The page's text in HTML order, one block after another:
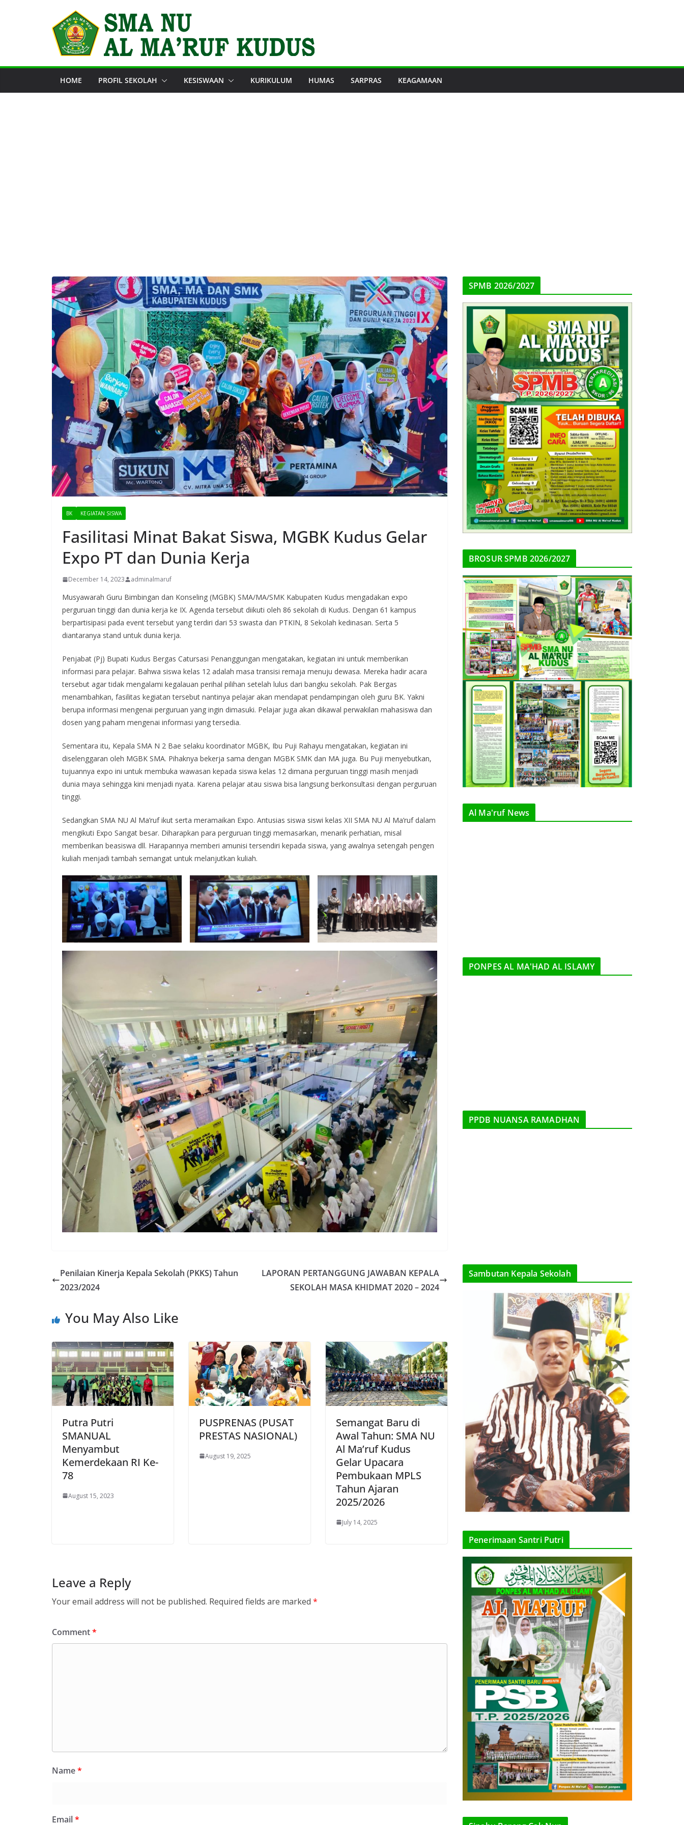
HOME PROFIL SEKOLAH KESISWAAN KURIKULUM HUMAS SARPRAS KEAGAMAAN
BK KEGIATAN SISWA
Fasilitasi Minat Bakat Siswa, MGBK Kudus Gelar
Expo PT dan Dunia Kerja
December 14, 2023 adminalmaruf
Musyawarah Guru Bimbingan dan Konseling (MGBK) SMA/MA/SMK Kabupaten Kudus mengadakan expo
perguruan tinggi dan dunia kerja ke IX. Agenda tersebut diikuti oleh 86 sekolah di Kudus. Dengan 61 kampus
berpartisipasi pada event tersebut yang terdiri dari 53 swasta dan PTKIN, 8 Sekolah kedinasan. Serta 5
diantaranya stand untuk dunia kerja.
Penjabat (Pj) Bupati Kudus Bergas Catursasi Penanggungan mengatakan, kegiatan ini untuk memberikan
informasi para pelajar. Bahwa siswa kelas 12 adalah masa transisi remaja menuju dewasa. Mereka hadir acara
tersebut agar tidak mengalami kegalauan perihal pilihan setelah lulus dari bangku sekolah. Pak Bergas
menambahkan, fasilitas kegiatan tersebut nantinya pelajar akan mendapat pendampingan oleh guru BK. Yakni
berupa informasi mengenai perguruan yang ingin dimasuki. Pelajar juga akan dikawal perwakilan mahasiswa dan
dosen yang paham mengenai informasi yang tersedia.
Sementara itu, Kepala SMA N 2 Bae selaku koordinator MGBK, Ibu Puji Rahayu mengatakan, kegiatan ini
diselenggaran oleh MGBK SMA. Pihaknya bekerja sama dengan MGBK SMK dan MA juga. Bu Puji menyebutkan,
tujuannya expo ini untuk membuka wawasan kepada siswa kelas 12 dimana perguruan tinggi masih menjadi
dunia maya sehingga kini menjadi nyata. Karena pelajar atau siswa bisa langsung berkonsultasi dengan perguruan
tinggi.
Sedangkan SMA NU Al Ma’ruf ikut serta meramaikan Expo. Antusias siswa siswi kelas XII SMA NU Al Ma’ruf dalam
mengikuti Expo Sangat besar. Diharapkan para perguruan tinggi memasarkan, menarik perhatian, misal
memberikan beasiswa dll. Harapannya memberi amunisi tersendiri kepada siswa, yang awalnya setengah pengen
kuliah menjadi tambah semangat untuk melanjutkan kuliah.
Penilaian Kinerja Kepala Sekolah (PKKS) Tahun
2023/2024
LAPORAN PERTANGGUNG JAWABAN KEPALA
SEKOLAH MASA KHIDMAT 2020 – 2024
You May Also Like
Putra Putri
SMANUAL
Menyambut
Kemerdekaan RI Ke-
78
August 15, 2023
PUSPRENAS (PUSAT
PRESTAS NASIONAL)
August 19, 2025
Semangat Baru di
Awal Tahun: SMA NU
Al Ma’ruf Kudus
Gelar Upacara
Pembukaan MPLS
Tahun Ajaran
2025/2026
July 14, 2025
Leave a Reply
Your email address will not be published. Required fields are marked *
Comment*
Name*
Email*
SPMB 2026/2027
BROSUR SPMB 2026/2027
Al Ma'ruf News
PONPES AL MA'HAD AL ISLAMY
PPDB NUANSA RAMADHAN
Sambutan Kepala Sekolah
Penerimaan Santri Putri